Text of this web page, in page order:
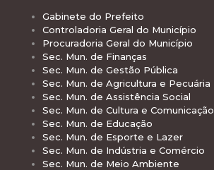
Gabinete do Prefeito
Controladoria Geral do Município
Procuradoria Geral do Município
Sec. Mun. de Finanças
Sec. Mun. de Gestão Pública
Sec. Mun. de Agricultura e Pecuária
Sec. Mun. de Assistência Social
Sec. Mun. de Cultura e Comunicação
Sec. Mun. de Educação
Sec. Mun. de Esporte e Lazer
Sec. Mun. de Indústria e Comércio
Sec. Mun. de Meio Ambiente